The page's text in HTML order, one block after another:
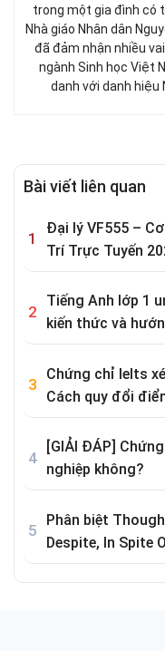
trong một gia đình có
Nhà giáo Nhân dân
đã đảm nhận nhiều
ngành Sinh học Việt
danh với danh hiệu
Bài viết liên quan
Đại lý VF555 –
Trí Trực Tuyến
Tiếng Anh lớp 1
kiến thức và
Chứng chỉ Ielts
Cách quy đổi
[GIẢI ĐÁP]
nghiệp không?
Phân biệt
Despite, In Spite